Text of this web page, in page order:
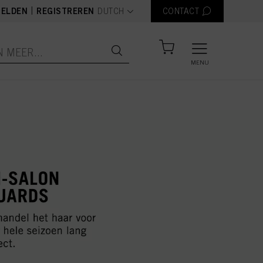
REGISTREREN text.language
DUTCH CONTACT
MENU